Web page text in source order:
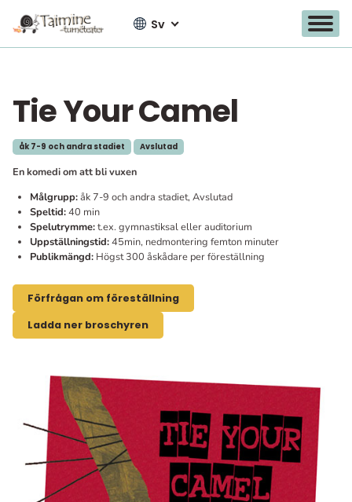
Gå
innehållet
Sv
Tie Your Camel
åk 7-9 och andra stadiet Avslutad
En komedi om att bli vuxen
Målgrupp:åk 7-9 och andra stadiet, Avslutad
Speltid:40 min
Spelutrymme:t.ex. gymnastiksal eller auditorium
Uppställningstid:45min, nedmontering femton minuter
Publikmängd: Högst 300 åskådare per föreställning
Förfrågan om föreställning
Ladda ner broschyren